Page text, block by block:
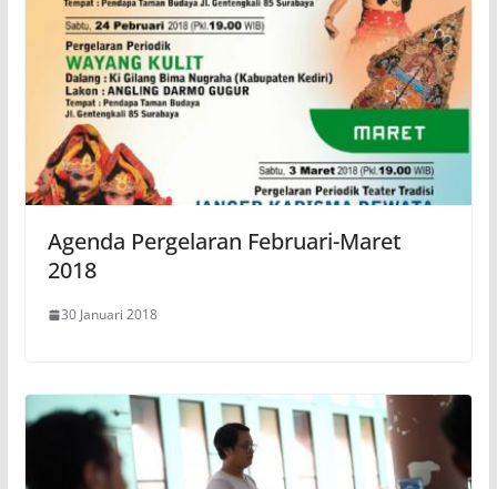
Agenda Pergelaran Februari-Maret
2018
30 Januari 2018